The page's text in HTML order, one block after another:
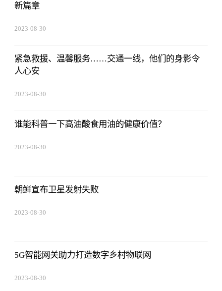
新篇章
2023-08-30
紧急救援、温馨服务……交通一线，他们的身影令
人心安
2023-08-30
谁能科普一下高油酸食用油的健康价值？
2023-08-30
朝鲜宣布卫星发射失败
2023-08-30
5G智能网关助力打造数字乡村物联网
2023-08-30